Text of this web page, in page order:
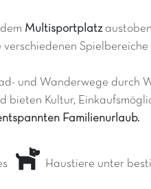
Multisportplatz
und Wanderwege
bieten Kultur,
Familienurlaub.
Haustiere unter